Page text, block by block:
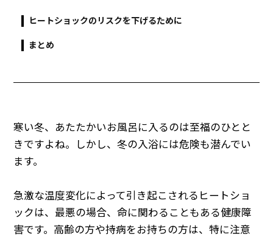
ヒートショックのリスクを下げるために
まとめ
寒い冬、あたたかいお風呂に入るのは至福のひとと
きですよね。しかし、冬の入浴には危険も潜んでい
ます。
急激な温度変化によって引き起こされるヒートショ
ックは、最悪の場合、命に関わることもある健康障
害です。高齢の方や持病をお持ちの方は、特に注意